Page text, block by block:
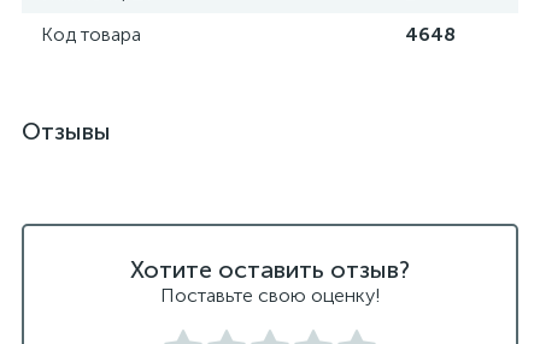
Код товара
4648
Отзывы
Хотите оставить отзыв?
Поставьте свою оценку!